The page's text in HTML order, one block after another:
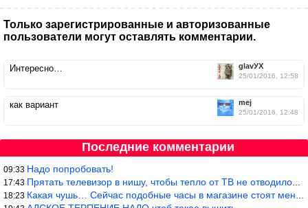
Только зарегистрированные и авторизованные
пользователи могут оставлять комментарии.
glavУХ
25/01/2016, 12:58
Интересно…
mej
25/01/2016, 12:48
как вариант
Последние комментарии
09:33 Надо попробовать!
17:43 Прятать телевизор в нишу, чтобы тепло от ТВ не отводилось и теле
18:23 Какая чушь… Сейчас подобные часы в магазине стоят меньше 10 долл